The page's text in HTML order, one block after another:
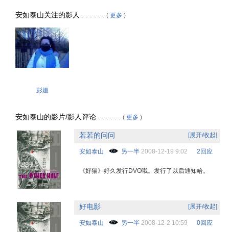
安如泰山关注的影人 . . . . . . ( 更多 )
彭姗
安如泰山的影片/影人评论 . . . . . . ( 更多 )
若若的问问 [展开/收起]
安如泰山 另一半 2008-12-19 9:02 2回应
《好猫》好久发行DVO哦。发行了以后通知哈。
好电影 [展开/收起]
安如泰山 另一半 2008-12-2 10:59 0回应